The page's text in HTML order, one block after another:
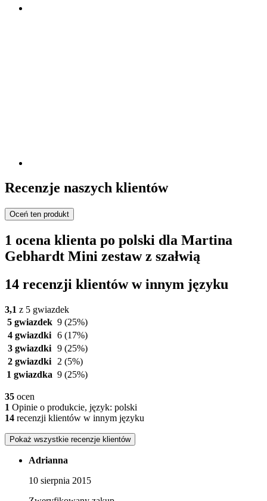
Recenzje naszych klientów
Oceń ten produkt
1 ocena klienta po polski dla Martina
Gebhardt Mini zestaw z szałwią
14 recenzji klientów w innym języku
3,1 z 5 gwiazdek
5 gwiazdek 9 (25%)
4 gwiazdki 6 (17%)
3 gwiazdki 9 (25%)
2 gwiazdki
2 (5%)
1 gwiazdka 9 (25%)
35 ocen
1 Opinie o produkcie, język: polski
14 recenzji klientów w innym języku
Pokaż wszystkie recenzje klientów
Adrianna
10 sierpnia 2015